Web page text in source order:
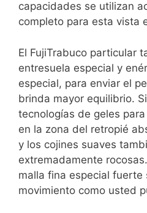
capacidades se utilizan
completo para esta vista
El FujiTrabuco particular
entresuela especial y
especial, para enviar el
brinda mayor equilibrio.
tecnologías de geles
en la zona del retropié
y los cojines suaves
extremadamente
malla fina especial fuerte
movimiento como usted